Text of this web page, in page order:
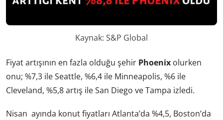
Kaynak: S&P Global
Fiyat artışının en fazla olduğu şehir Phoenix olurken
onu; %7,3 ile Seattle, %6,4 ile Minneapolis, %6 ile
Cleveland, %5,8 artış ile San Diego ve Tampa izledi.
Nisan ayında konut fiyatları Atlanta’da %4,5, Boston’da